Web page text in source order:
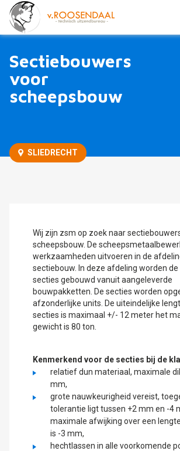
Sectiebouwers voor
n.t.b. Tijdelijk/vast Goed
SLIEDRECHT
Sectiebouwers
voor
scheepsbouw
SLIEDRECHT
Wij zijn zsm op zoek naar
scheepsbouw. De
werkzaamheden uitvoeren in de
sectiebouw. In deze afdeling worden
secties gebouwd vanuit aangeleverde
bouwpakketten. De secties worden
afzonderlijke units. De uiteindelijke
secties is maximaal +/- 12 meter het
gewicht is 80 ton.
Kenmerkend voor de secties bij de
relatief dun materiaal, maximale
mm,
grote nauwkeurigheid vereist,
tolerantie ligt tussen +2 mm en -4
maximale afwijking over een
is -3 mm,
hechtlassen in alle voorkomende